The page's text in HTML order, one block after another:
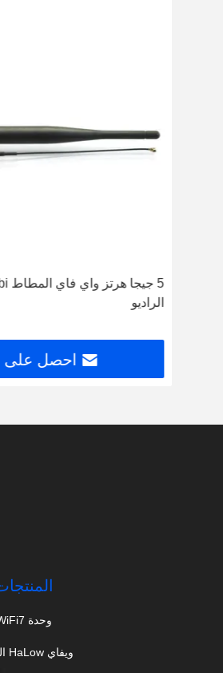
الراديو
احصل
وحدة WiFi7
ويفاي HaLow الوحدة